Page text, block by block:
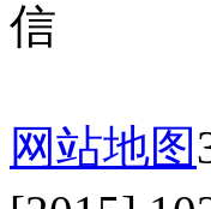
网站地图